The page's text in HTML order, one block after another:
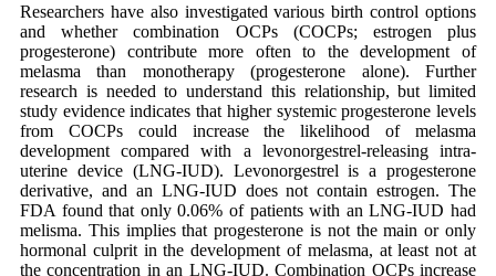
Researchers have also investigated various birth control options
and whether combination OCPs (COCPs; estrogen plus
progesterone) contribute more often to the development of
melasma than monotherapy (progesterone alone). Further
research is needed to understand this relationship, but limited
study evidence indicates that higher systemic progesterone levels
from COCPs could increase the likelihood of melasma
development compared with a levonorgestrel-releasing intra-
uterine device (LNG-IUD). Levonorgestrel is a progesterone
derivative, and an LNG-IUD does not contain estrogen. The
FDA found that only 0.06% of patients with an LNG-IUD had
melisma. This implies that progesterone is not the main or only
hormonal culprit in the development of melasma, at least not at
the concentration in an LNG-IUD. Combination OCPs increase